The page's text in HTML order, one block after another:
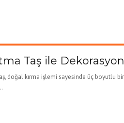
Taş ile
doğal kırma işlemi sayesinde üç boyutlu